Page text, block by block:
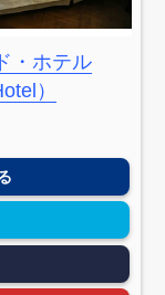
・ホテル
）